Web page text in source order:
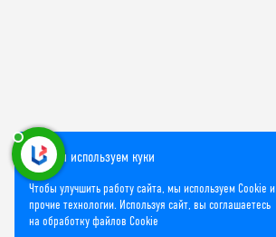
Мы используем куки
Чтобы улучшить работу сайта, мы используем Cookie и
прочие технологии. Используя сайт, вы соглашаетесь
на обработку файлов Cookie